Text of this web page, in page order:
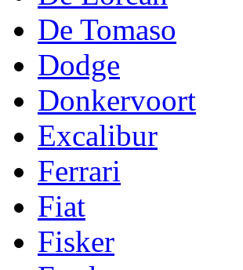
De Tomaso
Dodge
Donkervoort
Excalibur
Ferrari
Fiat
Fisker